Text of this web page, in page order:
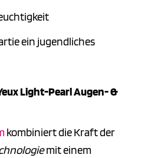
ein jugendliches
Light-Pearl Augen- &
kombiniert die Kraft der
mit einem